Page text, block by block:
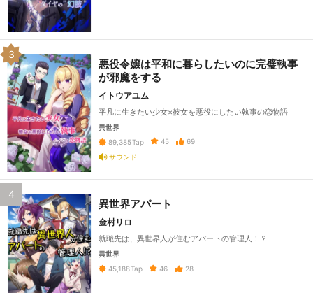
3
悪役令嬢は平和に暮らしたいのに完璧執事
が邪魔をする
イトウアユム
平凡に生きたい少女×彼女を悪役にしたい執事の恋物語
異世界
89,385Tap 45
69
サウンド
4
異世界アパート
金村リロ
就職先は、異世界人が住むアパートの管理人！？
異世界
45,188Tap 46 28